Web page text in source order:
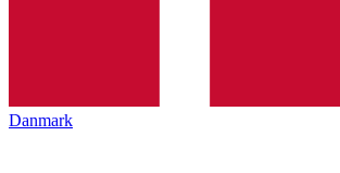
Danmark